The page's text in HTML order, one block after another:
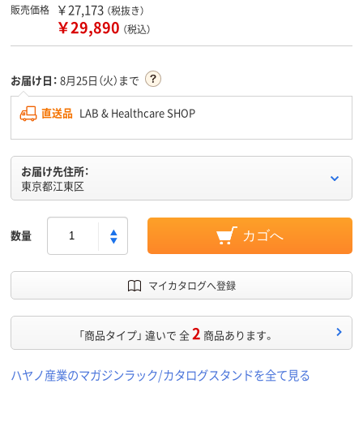
販売価格 ￥27,173 （税抜き）
￥29,890 （税込）
お届け日： 8月25日（火）まで
直送品 LAB & Healthcare SHOP
お届け先住所：
東京都江東区
数量 カゴへ
マイカタログへ登録
「商品タイプ」 違いで 全2 商品あります。
ハヤノ産業のマガジンラック/カタログスタンドを全て見る